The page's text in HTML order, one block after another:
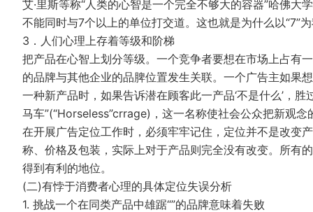
艾·里斯等称“人类的心智是一个完全不够大的容器”哈佛
不能同时与7个以上的单位打交道。这也就是为什么以“7”
3．人们心理上存着等级和阶梯
把产品在心智上划分等级。一个竞争者要想在市场上占有
的品牌与其他企业的品脾位置发生关联。一个广告主如果
一种新产品时，如果告诉潜在顾客此一产品‘不是什么’，
马车”(“Horseless”crrage)，这一名称使社会公众把新观
在开展广告定位工作时，必须牢牢记住，定位并不是改变
称、价格及包装，实际上对于产品则完全没有改变。所有
得到有利的地位。
(二)有悖于消费者心理的具体定位失误分析
1. 挑战一个在同类产品中雄踞“”的品牌意味着失败